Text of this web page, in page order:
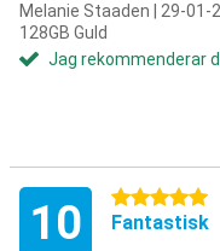
Melanie Staaden | 29-01-
128GB Guld
Jag rekommenderar
10 5 stjärnor
Fantastisk